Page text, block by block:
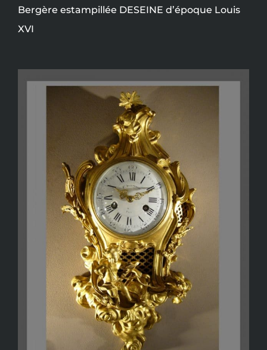
Bergère estampillée DESEINE d’époque Louis
XVI